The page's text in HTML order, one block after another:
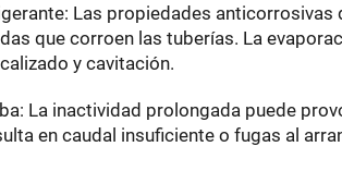
Las propiedades
que corroen las tuberías. La
y cavitación.
La inactividad prolongada puede
en caudal insuficiente o fugas al